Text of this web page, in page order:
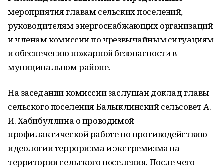
мероприятия главам сельских поселений,
руководителям энергоснабжающих организаций
и членам комиссии по чрезвычайным ситуациям
и обеспечению пожарной безопасности в
муниципальном районе.
На заседании комиссии заслушан доклад главы
сельского поселения Балыклинский сельсовет А.
И. Хабибуллина о проводимой
профилактической работе по противодействию
идеологии терроризма и экстремизма на
территории сельского поселения. После чего